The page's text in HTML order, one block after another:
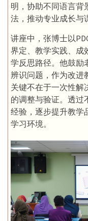
明，协助不同语言背
法，推动专业成长与
讲座中，张博士以
界定、教学实践、成
学反思路径。他鼓励
辨识问题，作为改进
关键不在于一次性解
的调整与验证。透过
经验，逐步提升教学
学习环境。